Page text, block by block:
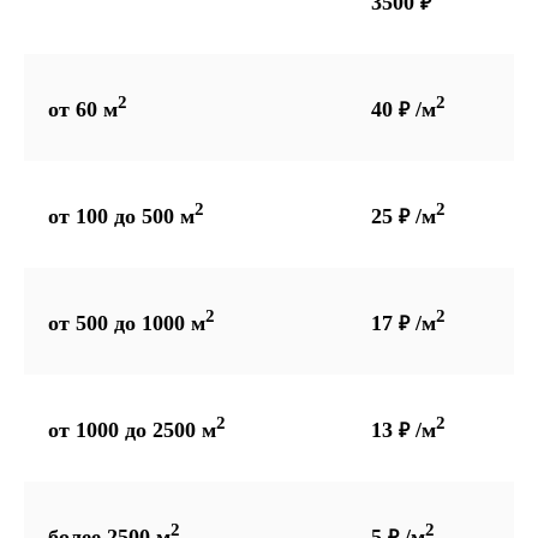
от 60 м2 40 ₽/м2
от 100 до 500 м2 25 ₽/м2
от 500 до 1000 м2 17 ₽/м2
от 1000 до 2500 м2 13 ₽/м2
2 2